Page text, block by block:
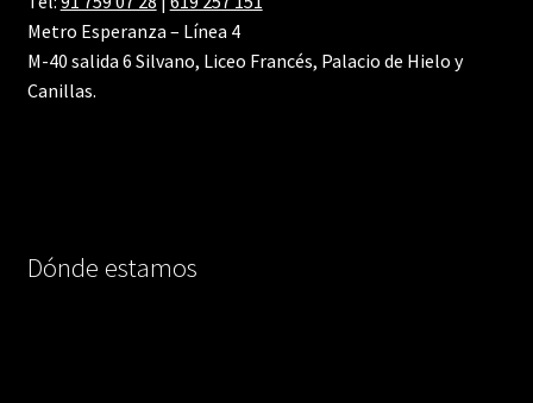
Metro Esperanza – Línea 4
M-40 salida 6 Silvano, Liceo Francés, Palacio de Hielo y
Canillas.
Dónde estamos